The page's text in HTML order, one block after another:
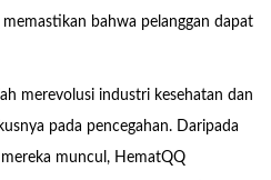
bahwa pelanggan dapat
merevolusi industri kesehatan dan
pada pencegahan. Daripada
muncul, HematQQ